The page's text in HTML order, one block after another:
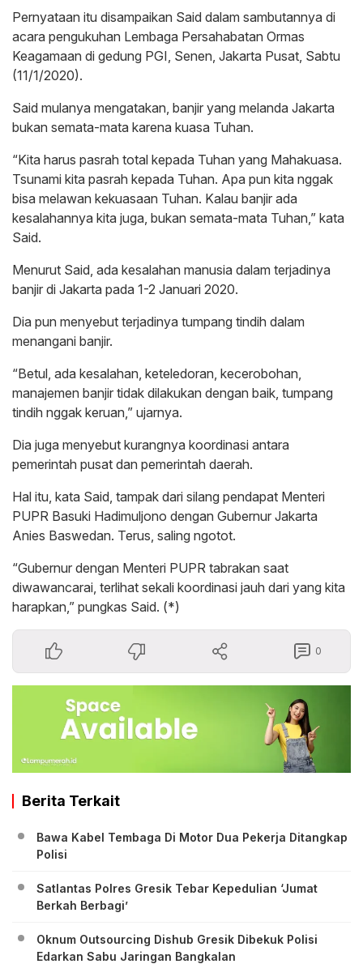
Pernyataan itu disampaikan Said dalam sambutannya di
acara pengukuhan Lembaga Persahabatan Ormas
Keagamaan di gedung PGI, Senen, Jakarta Pusat, Sabtu
(11/1/2020).
Said mulanya mengatakan, banjir yang melanda Jakarta
bukan semata-mata karena kuasa Tuhan.
“Kita harus pasrah total kepada Tuhan yang Mahakuasa.
Tsunami kita pasrah kepada Tuhan. Apa pun kita nggak
bisa melawan kekuasaan Tuhan. Kalau banjir ada
kesalahannya kita juga, bukan semata-mata Tuhan,” kata
Said.
Menurut Said, ada kesalahan manusia dalam terjadinya
banjir di Jakarta pada 1-2 Januari 2020.
Dia pun menyebut terjadinya tumpang tindih dalam
menangani banjir.
“Betul, ada kesalahan, keteledoran, kecerobohan,
manajemen banjir tidak dilakukan dengan baik, tumpang
tindih nggak keruan,” ujarnya.
Dia juga menyebut kurangnya koordinasi antara
pemerintah pusat dan pemerintah daerah.
Hal itu, kata Said, tampak dari silang pendapat Menteri
PUPR Basuki Hadimuljono dengan Gubernur Jakarta
Anies Baswedan. Terus, saling ngotot.
“Gubernur dengan Menteri PUPR tabrakan saat
diwawancarai, terlihat sekali koordinasi jauh dari yang kita
harapkan,” pungkas Said. (*)
0
Berita Terkait
Bawa Kabel Tembaga Di Motor Dua Pekerja Ditangkap
Polisi
Satlantas Polres Gresik Tebar Kepedulian ‘Jumat
Berkah Berbagi’
Oknum Outsourcing Dishub Gresik Dibekuk Polisi
Edarkan Sabu Jaringan Bangkalan